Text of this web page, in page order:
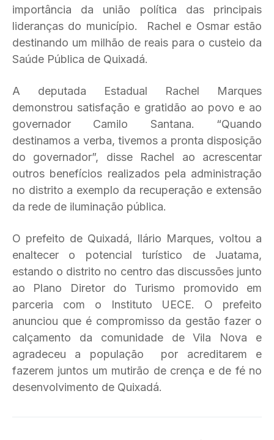
importância da união política das principais
lideranças do município. Rachel e Osmar estão
destinando um milhão de reais para o custeio da
Saúde Pública de Quixadá.
A deputada Estadual Rachel Marques
demonstrou satisfação e gratidão ao povo e ao
governador Camilo Santana. “Quando
destinamos a verba, tivemos a pronta disposição
do governador”, disse Rachel ao acrescentar
outros benefícios realizados pela administração
no distrito a exemplo da recuperação e extensão
da rede de iluminação pública.
O prefeito de Quixadá, Ilário Marques, voltou a
enaltecer o potencial turístico de Juatama,
estando o distrito no centro das discussões junto
ao Plano Diretor do Turismo promovido em
parceria com o Instituto UECE. O prefeito
anunciou que é compromisso da gestão fazer o
calçamento da comunidade de Vila Nova e
agradeceu a população por acreditarem e
fazerem juntos um mutirão de crença e de fé no
desenvolvimento de Quixadá.